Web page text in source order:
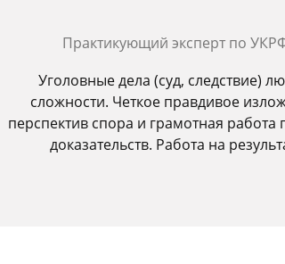
Практикующий эксперт по
Уголовные дела (суд, следствие)
сложности. Четкое правдивое
перспектив спора и грамотная работа
доказательств. Работа на